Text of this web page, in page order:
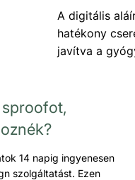
A digitális
hatékony
javítva a
14 napig ingyenesen
szolgáltatást. Ezen